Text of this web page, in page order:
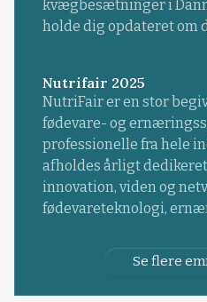
kvægbesætninger i
holde dig opdateret om
Nutrifair 2025
NutriFair er en stor
fødevare- og
professionelle fra hele
afholdes årligt
innovation, viden og
fødevareteknologi,
Se flere